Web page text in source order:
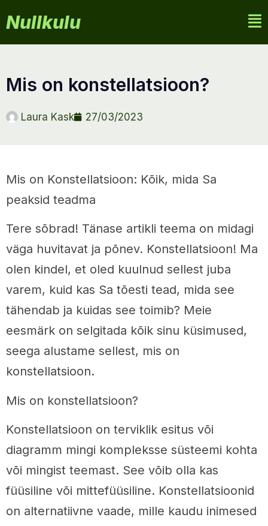
Nullkulu
mis on konstellatsioon?
Laura Kask 27/03/2023
Mis on Konstellatsioon: Kõik, mida Sa
peaksid teadma
Tere sõbrad! Tänase artikli teema on midagi
väga huvitavat ja põnev. Konstellatsioon! Ma
olen kindel, et oled kuulnud sellest juba
varem, kuid kas Sa tõesti tead, mida see
tähendab ja kuidas see toimib? Meie
eesmärk on selgitada kõik sinu küsimused,
seega alustame sellest, mis on
konstellatsioon.
Mis on konstellatsioon?
Konstellatsioon on terviklik esitus või
diagramm mingi kompleksse süsteemi kohta
või mingist teemast. See võib olla kas
füüsiline või mittefüüsiline. Konstellatsioonid
on alternatiivne vaade, mille kaudu inimesed